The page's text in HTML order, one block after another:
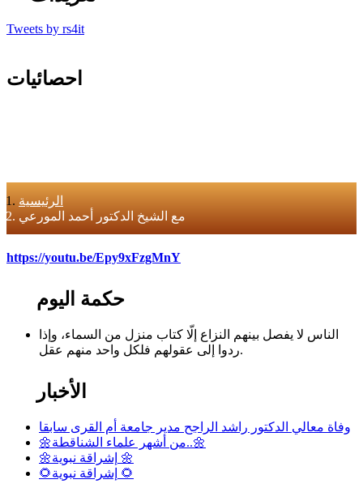
Tweets by rs4it
احصائيات
الرئيسية
مع الشيخ الدكتور أحمد المورعي
https://youtu.be/Epy9xFzgMnY
حكمة اليوم
الناس لا يفصل بينهم النزاع إلّا كتاب منزل من السماء، وإذا
ردوا إلى عقولهم فلكل واحد منهم عقل.
الأخبار
وفاة معالي الدكتور راشد الراجح مدير جامعة أم القرى سابقا
🌼من أشهر علماء الشناقطة..🌼
🌼إشراقة نبوية 🌼
🌻إشراقة نبوية 🌻